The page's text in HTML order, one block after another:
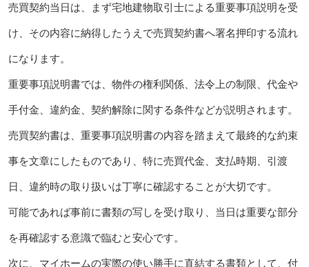
売買契約当日は、まず宅地建物取引士による重要事項説明を受
け、その内容に納得したうえで売買契約書へ署名押印する流れ
になります。
重要事項説明書では、物件の権利関係、法令上の制限、代金や
手付金、違約金、契約解除に関する条件などが説明されます。
売買契約書は、重要事項説明書の内容を踏まえて最終的な約束
事を文章にしたものであり、特に売買代金、支払時期、引渡
日、違約時の取り扱いは丁寧に確認することが大切です。
可能であれば事前に書類の写しを受け取り、当日は重要な部分
を再確認する意識で臨むと安心です。
次に、マイホームの実際の使い勝手に直結する書類として、付